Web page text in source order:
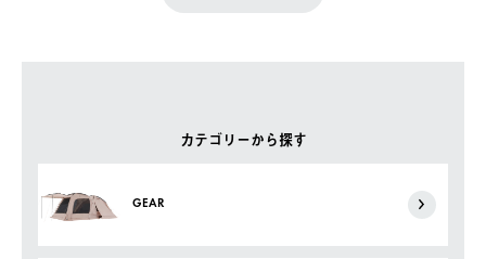
カテゴリーから探す
GEAR